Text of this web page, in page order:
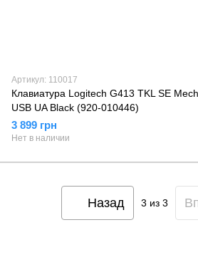
Артикул: 110017
Клавиатура Logitech G413 TKL SE
USB UA Black (920-010446)
3 899 грн
Нет в наличии
Назад 3 из 3